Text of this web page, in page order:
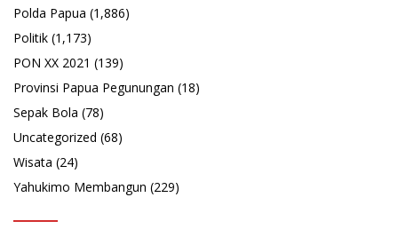
Polda Papua (1,886)
Politik (1,173)
PON XX 2021 (139)
Provinsi Papua Pegunungan (18)
Sepak Bola (78)
Uncategorized (68)
Wisata (24)
Yahukimo Membangun (229)